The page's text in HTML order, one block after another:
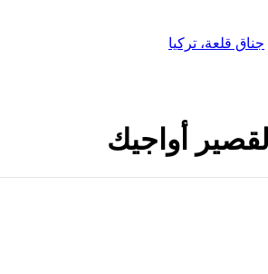
جناق قلعة، تركيا